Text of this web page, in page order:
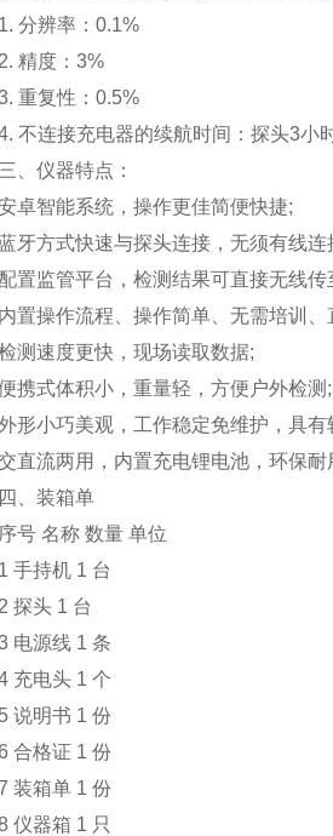
辨率：0.1%
度：3%
复性：0.5%
连接充电器的续航时间：探头3小时
仪器特点：
智能系统，操作更佳简便快捷;
方式快速与探头连接，无须有线连
监管平台，检测结果可直接无线传
操作流程、操作简单、无需培训、
速度更快，现场读取数据;
式体积小，重量轻，方便户外检测;
小巧美观，工作稳定免维护，具有
流两用，内置充电锂电池，环保耐
装箱单
名称 数量 单位
持机 1 台
头 1 台
源线 1 条
电头 1 个
明书 1 份
格证 1 份
箱单 1 份
器箱 1 只